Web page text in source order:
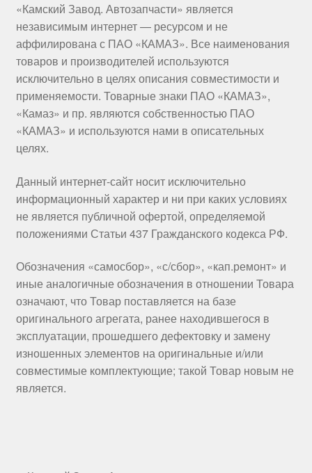
«Камский Завод. Автозапчасти» является
независимым интернет — ресурсом и не
аффилирована с ПАО «КАМАЗ». Все наименования
товаров и производителей используются
исключительно в целях описания совместимости и
применяемости. Товарные знаки ПАО «КАМАЗ»,
«Камаз» и пр. являются собственностью ПАО
«КАМАЗ» и используются нами в описательных
целях.
Данный интернет-сайт носит исключительно
информационный характер и ни при каких условиях
не является публичной офертой, определяемой
положениями Статьи 437 Гражданского кодекса РФ.
Обозначения «самосбор», «с/сбор», «кап.ремонт» и
иные аналогичные обозначения в отношении Товара
означают, что Товар поставляется на базе
оригинального агрегата, ранее находившегося в
эксплуатации, прошедшего дефектовку и замену
изношенных элементов на оригинальные и/или
совместимые комплектующие; такой Товар новым не
является.